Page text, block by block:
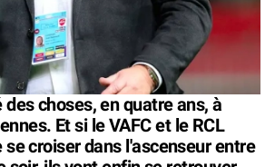
des choses, en quatre ans, à
Et si le VAFC et le RCL
se croiser dans l'ascenseur entre